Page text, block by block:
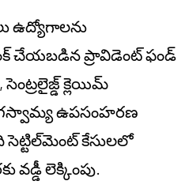
ఉద్యోగాలను
చేయబడిన ప్రావిడెంట్ ఫండ్
క్లెయిమ్
ఉపసంహరణ
కేసులలో
వడ్డీ లెక్కింపు.